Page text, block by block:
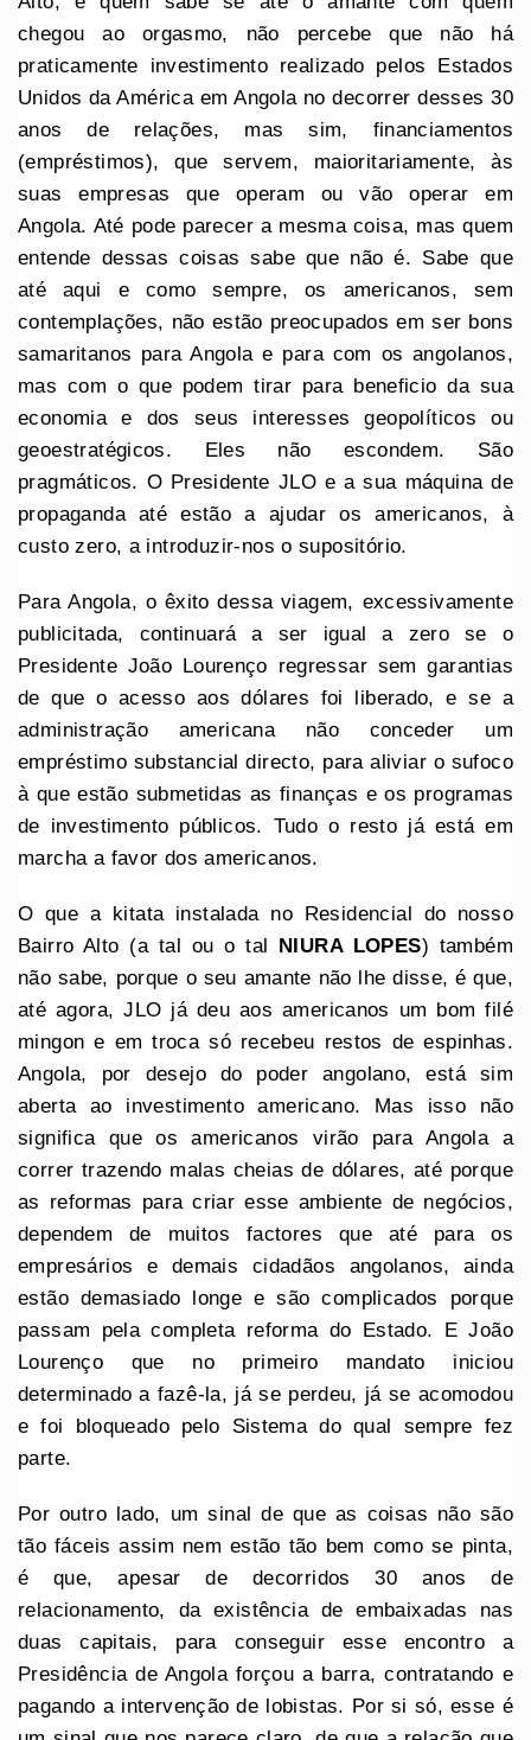
chegou ao orgasmo, não percebe que não há
praticamente investimento realizado pelos Estados
Unidos da América em Angola no decorrer desses 30
anos de relações, mas sim, financiamentos
(empréstimos), que servem, maioritariamente, às
suas empresas que operam ou vão operar em
Angola. Até pode parecer a mesma coisa, mas quem
entende dessas coisas sabe que não é. Sabe que
até aqui e como sempre, os americanos, sem
contemplações, não estão preocupados em ser bons
samaritanos para Angola e para com os angolanos,
mas com o que podem tirar para beneficio da sua
economia e dos seus interesses geopolíticos ou
geoestratégicos. Eles não escondem. São
pragmáticos. O Presidente JLO e a sua máquina de
propaganda até estão a ajudar os americanos, à
custo zero, a introduzir-nos o supositório.
Para Angola, o êxito dessa viagem, excessivamente
publicitada, continuará a ser igual a zero se o
Presidente João Lourenço regressar sem garantias
de que o acesso aos dólares foi liberado, e se a
administração americana não conceder um
empréstimo substancial directo, para aliviar o sufoco
à que estão submetidas as finanças e os programas
de investimento públicos. Tudo o resto já está em
marcha a favor dos americanos.
O que a kitata instalada no Residencial do nosso
Bairro Alto (a tal ou o tal
NIURA LOPES) também
não sabe, porque o seu amante não lhe disse, é que,
até agora, JLO já deu aos americanos um bom filé
mingon e em troca só recebeu restos de espinhas.
Angola, por desejo do poder angolano, está sim
aberta ao investimento americano. Mas isso não
significa que os americanos virão para Angola a
correr trazendo malas cheias de dólares, até porque
as reformas para criar esse ambiente de negócios,
dependem de muitos factores que até para os
empresários e demais cidadãos angolanos, ainda
estão demasiado longe e são complicados porque
passam pela completa reforma do Estado. E João
Lourenço que no primeiro mandato iniciou
determinado a fazê-la, já se perdeu, já se acomodou
e foi bloqueado pelo Sistema do qual sempre fez
parte.
Por outro lado, um sinal de que as coisas não são
tão fáceis assim nem estão tão bem como se pinta,
é que, apesar de decorridos 30 anos de
relacionamento, da existência de embaixadas nas
duas capitais, para conseguir esse encontro a
Presidência de Angola forçou a barra, contratando e
pagando a intervenção de lobistas. Por si só, esse é